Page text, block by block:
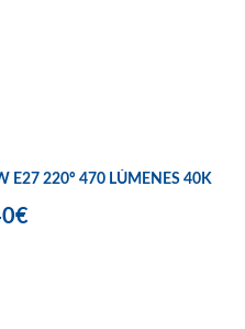
E27 220º 470 LÚMENES 40K